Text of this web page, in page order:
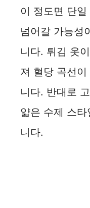
이 정도면 단
넘어갈 가능성
니다. 튀김 옷
져 혈당 곡선
니다. 반대로
얇은 수제 스
니다.